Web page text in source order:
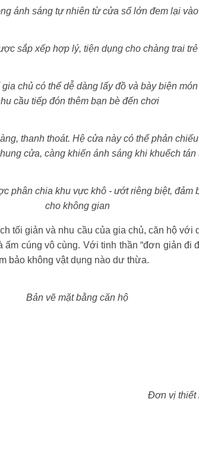
ánh sáng tự nhiên từ cửa sổ lớn đem lại
sắp xếp hợp lý, tiện dụng cho chàng trai
chủ có thể dễ dàng lấy đồ và bày biện
cầu tiếp đón thêm bạn bè đến chơi
thanh thoát. Hệ cửa này có thể phản
cửa, càng khiến ánh sáng khi khuếch tán
phân chia khu vực khô - ướt riêng biệt, đảm
cho không gian
tối giản và nhu cầu của gia chủ, căn hộ với
cúng vô cùng. Với tinh thần “đơn giản đi
bảo không vật dụng nào dư thừa.
Bản vẽ mặt bằng căn hộ
Đơn vị thiết